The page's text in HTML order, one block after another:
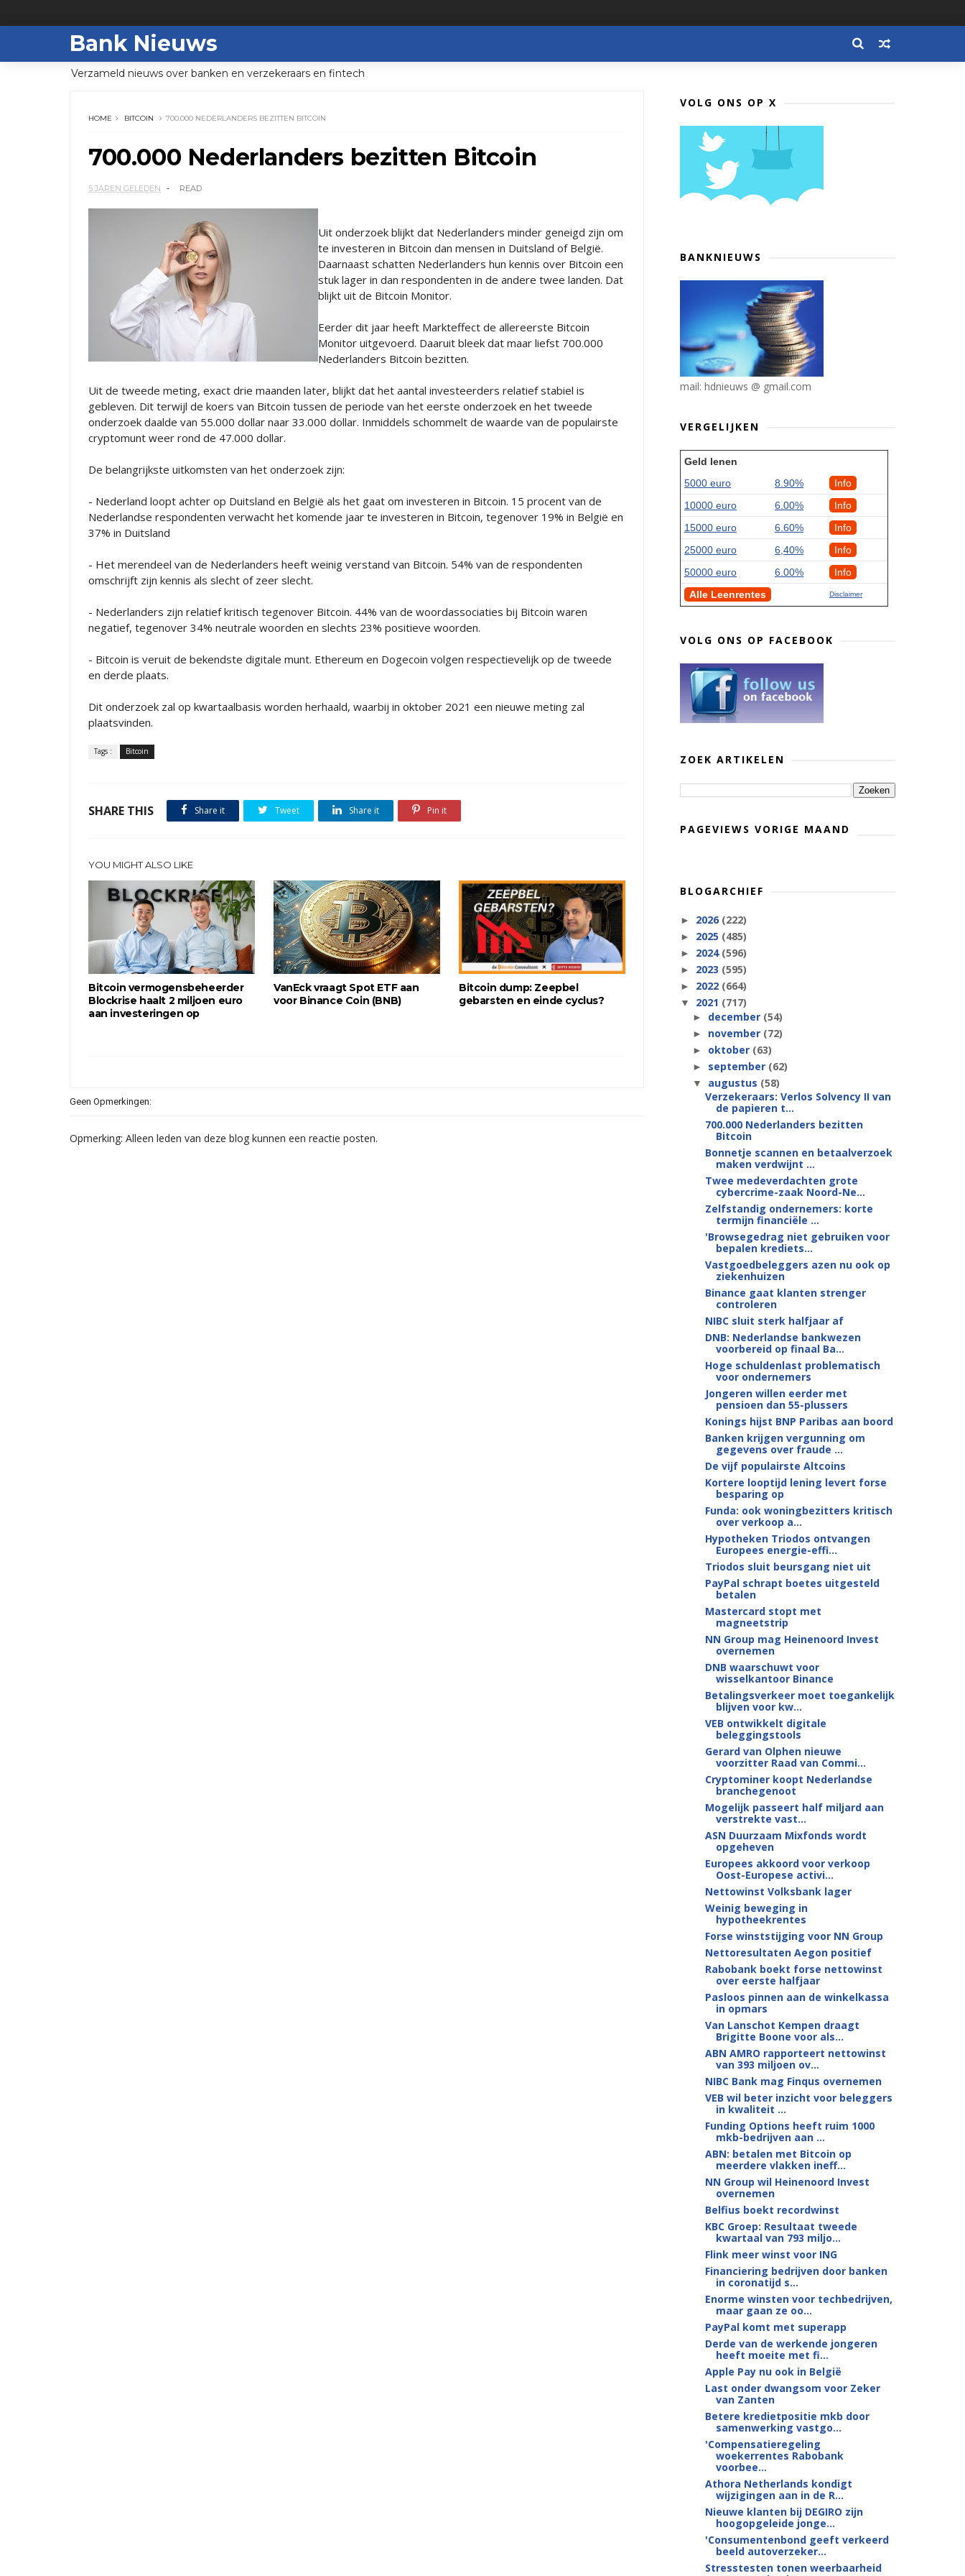
Bank Nieuws
Verzameld nieuws over banken en verzekeraars en fintech
HOME BITCOIN 700.000 NEDERLANDERS BEZITTEN BITCOIN
700.000 Nederlanders bezitten Bitcoin
5 JAREN GELEDEN READ
Uit onderzoek blijkt dat Nederlanders minder geneigd zijn om
te investeren in Bitcoin dan mensen in Duitsland of België.
Daarnaast schatten Nederlanders hun kennis over Bitcoin een
stuk lager in dan respondenten in de andere twee landen. Dat
blijkt uit de Bitcoin Monitor.
Eerder dit jaar heeft Markteffect de allereerste Bitcoin
Monitor uitgevoerd. Daaruit bleek dat maar liefst 700.000
Nederlanders Bitcoin bezitten.
Uit de tweede meting, exact drie maanden later, blijkt dat het aantal investeerders relatief stabiel is
gebleven. Dit terwijl de koers van Bitcoin tussen de periode van het eerste onderzoek en het tweede
onderzoek daalde van 55.000 dollar naar 33.000 dollar. Inmiddels schommelt de waarde van de populairste
cryptomunt weer rond de 47.000 dollar.
De belangrijkste uitkomsten van het onderzoek zijn:
- Nederland loopt achter op Duitsland en België als het gaat om investeren in Bitcoin. 15 procent van de
Nederlandse respondenten verwacht het komende jaar te investeren in Bitcoin, tegenover 19% in België en
37% in Duitsland
- Het merendeel van de Nederlanders heeft weinig verstand van Bitcoin. 54% van de respondenten
omschrijft zijn kennis als slecht of zeer slecht.
- Nederlanders zijn relatief kritisch tegenover Bitcoin. 44% van de woordassociaties bij Bitcoin waren
negatief, tegenover 34% neutrale woorden en slechts 23% positieve woorden.
- Bitcoin is veruit de bekendste digitale munt. Ethereum en Dogecoin volgen respectievelijk op de tweede
en derde plaats.
Dit onderzoek zal op kwartaalbasis worden herhaald, waarbij in oktober 2021 een nieuwe meting zal
plaatsvinden.
Tags : Bitcoin
SHARE THIS Share it Tweet Share it Pin it
YOU MIGHT ALSO LIKE
Bitcoin vermogensbeheerder
Blockrise haalt 2 miljoen euro
aan investeringen op
VanEck vraagt Spot ETF aan
voor Binance Coin (BNB)
Bitcoin dump: Zeepbel
gebarsten en einde cyclus?
Geen Opmerkingen:
Opmerking: Alleen leden van deze blog kunnen een reactie posten.
VOLG ONS OP X
BANKNIEUWS
mail: hdnieuws @ gmail.com
VERGELIJKEN
Geld lenen
5000 euro
8.90%
Info
10000 euro
6.00%
Info
15000 euro
6.60%
Info
25000 euro
6,40%
Info
50000 euro
6.00%
Info
Alle Leenrentes
Disclaimer
VOLG ONS OP FACEBOOK
ZOEK ARTIKELEN
PAGEVIEWS VORIGE MAAND
BLOGARCHIEF
► 2026 (222)
► 2025 (485)
► 2024 (596)
► 2023 (595)
► 2022 (664)
▼ 2021 (717)
► december (54)
► november (72)
► oktober (63)
► september (62)
▼ augustus (58)
Verzekeraars: Verlos Solvency II van
de papieren t...
700.000 Nederlanders bezitten
Bitcoin
Bonnetje scannen en betaalverzoek
maken verdwijnt ...
Twee medeverdachten grote
cybercrime-zaak Noord-Ne...
Zelfstandig ondernemers: korte
termijn financiële ...
'Browsegedrag niet gebruiken voor
bepalen krediets...
Vastgoedbeleggers azen nu ook op
ziekenhuizen
Binance gaat klanten strenger
controleren
NIBC sluit sterk halfjaar af
DNB: Nederlandse bankwezen
voorbereid op finaal Ba...
Hoge schuldenlast problematisch
voor ondernemers
Jongeren willen eerder met
pensioen dan 55-plussers
Konings hijst BNP Paribas aan boord
Banken krijgen vergunning om
gegevens over fraude ...
De vijf populairste Altcoins
Kortere looptijd lening levert forse
besparing op
Funda: ook woningbezitters kritisch
over verkoop a...
Hypotheken Triodos ontvangen
Europees energie-effi...
Triodos sluit beursgang niet uit
PayPal schrapt boetes uitgesteld
betalen
Mastercard stopt met
magneetstrip
NN Group mag Heinenoord Invest
overnemen
DNB waarschuwt voor
wisselkantoor Binance
Betalingsverkeer moet toegankelijk
blijven voor kw...
VEB ontwikkelt digitale
beleggingstools
Gerard van Olphen nieuwe
voorzitter Raad van Commi...
Cryptominer koopt Nederlandse
branchegenoot
Mogelijk passeert half miljard aan
verstrekte vast...
ASN Duurzaam Mixfonds wordt
opgeheven
Europees akkoord voor verkoop
Oost-Europese activi...
Nettowinst Volksbank lager
Weinig beweging in
hypotheekrentes
Forse winststijging voor NN Group
Nettoresultaten Aegon positief
Rabobank boekt forse nettowinst
over eerste halfjaar
Pasloos pinnen aan de winkelkassa
in opmars
Van Lanschot Kempen draagt
Brigitte Boone voor als...
ABN AMRO rapporteert nettowinst
van 393 miljoen ov...
NIBC Bank mag Finqus overnemen
VEB wil beter inzicht voor beleggers
in kwaliteit ...
Funding Options heeft ruim 1000
mkb-bedrijven aan ...
ABN: betalen met Bitcoin op
meerdere vlakken ineff...
NN Group wil Heinenoord Invest
overnemen
Belfius boekt recordwinst
KBC Groep: Resultaat tweede
kwartaal van 793 miljo...
Flink meer winst voor ING
Financiering bedrijven door banken
in coronatijd s...
Enorme winsten voor techbedrijven,
maar gaan ze oo...
PayPal komt met superapp
Derde van de werkende jongeren
heeft moeite met fi...
Apple Pay nu ook in België
Last onder dwangsom voor Zeker
van Zanten
Betere kredietpositie mkb door
samenwerking vastgo...
'Compensatieregeling
woekerrentes Rabobank
voorbee...
Athora Netherlands kondigt
wijzigingen aan in de R...
Nieuwe klanten bij DEGIRO zijn
hoogopgeleide jonge...
'Consumentenbond geeft verkeerd
beeld autoverzeker...
Stresstesten tonen weerbaarheid